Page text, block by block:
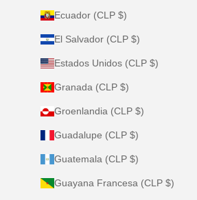
Ecuador (CLP $)
El Salvador (CLP $)
Estados Unidos (CLP $)
Granada (CLP $)
Groenlandia (CLP $)
Guadalupe (CLP $)
Guatemala (CLP $)
Guayana Francesa (CLP $)